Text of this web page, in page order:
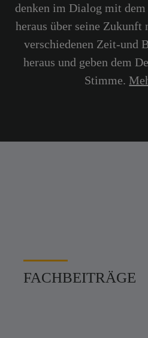
als ein Ort
denken im Dialog mit dem
heraus über seine Zukunft
verschiedenen Zeit-und
heraus und geben dem
Stimme.
FACHBEITRÄGE